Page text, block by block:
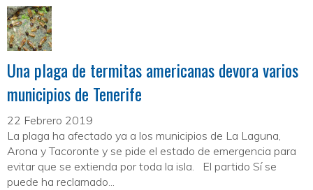
Una plaga de termitas americanas devora varios
municipios de Tenerife
22 Febrero 2019
La plaga ha afectado ya a los municipios de La Laguna,
Arona y Tacoronte y se pide el estado de emergencia para
evitar que se extienda por toda la isla. El partido Sí se
puede ha reclamado...